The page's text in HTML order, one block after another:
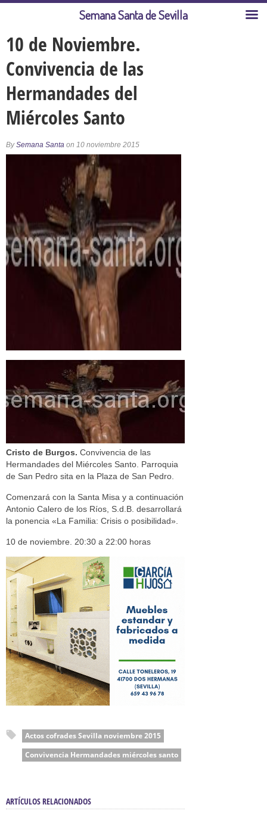
10 de Noviembre.
Convivencia de las
Hermandades del
Miércoles Santo
BySemana Santa on 10 noviembre 2015
Cristo de Burgos. Convivencia de las
Hermandades del Miércoles Santo. Parroquia
de San Pedro sita en la Plaza de San Pedro.
Comenzará con la Santa Misa y a continuación
Antonio Calero de los Ríos, S.d.B. desarrollará
la ponencia «La Familia: Crisis o posibilidad».
10 de noviembre. 20:30 a 22:00 horas
Actos cofrades Sevilla noviembre 2015
Convivencia Hermandades miércoles santo
ARTÍCULOS RELACIONADOS
Semana Santa de Sevilla